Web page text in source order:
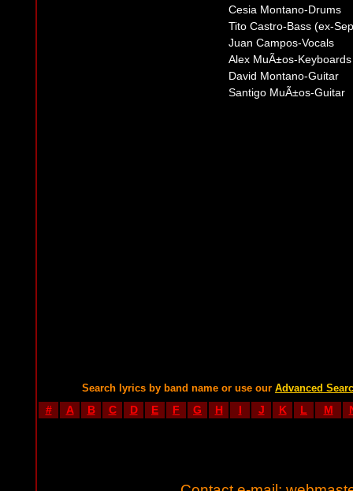
Cesia Montano-Drums
Tito Castro-Bass (ex-
Juan Campos-Vocals
Alex MuÃ±os-Keyboards
David Montano-Guitar
Santigo MuÃ±os-Guitar
Search lyrics by band name or use our Advanced
# A B C D E F G H I J K L M